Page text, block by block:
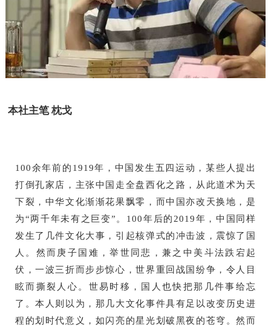
本社主笔 枕戈
100余年前的1919年，中国发生五四运动，某些人提出
打倒孔家店，主张中国走全盘西化之路，从此道术为天
下裂，中华文化渐渐花果飘零，而中国亦改天换地，是
为“两千年未有之巨变”。100年后的2019年，中国同样
发生了几件文化大事，引起核弹式的冲击波，震惊了国
人。然而庚子国难，举世同悲，兼之中美斗法跌宕起
伏，一波三折而步步惊心，世界重回战国纷争，令人目
眩而撕裂人心。世易时移，国人也快把那几件事给忘
了。本人则以为，那几大文化事件具有足以改变历史进
程的划时代意义，如闪亮的星光划破黑夜的苍穹。然而